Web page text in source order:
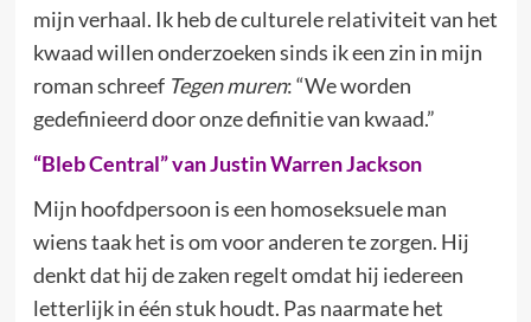
mijn verhaal. Ik heb de culturele relativiteit van het
kwaad willen onderzoeken sinds ik een zin in mijn
roman schreef Tegen muren: “We worden
gedefinieerd door onze definitie van kwaad.”
“Bleb Central” van Justin Warren Jackson
Mijn hoofdpersoon is een homoseksuele man
wiens taak het is om voor anderen te zorgen. Hij
denkt dat hij de zaken regelt omdat hij iedereen
letterlijk in één stuk houdt. Pas naarmate het